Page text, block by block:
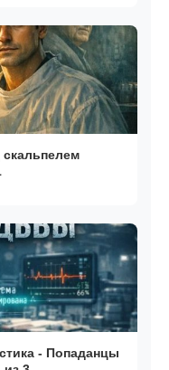
- Попаданцы